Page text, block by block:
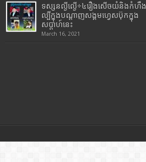
ទស្សនល្ងីល្ងើ÷៤រឿងសើចយំនិងកំហឹង
ល្បីក្នុងបណ្តាញសង្គមហ្វេសប៊ុកក្នុង
សប្តាហ៍នេះ
March 16, 2021